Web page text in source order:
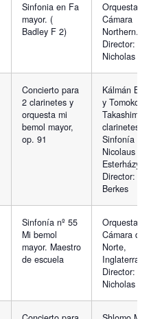
Sinfonia en Fa
mayor. (
Badley F 2)
Orquesta de
Cámara
Northern.
Director:
Nicholas
Concierto para
2 clarinetes y
orquesta mi
bemol mayor,
op. 91
Kálmán
y Tomoko
Takashima,
clarinetes y
Sinfonía
Nicolaus
Esterházy.
Director:
Berkes
Sinfonía nº 55
Mi bemol
mayor. Maestro
de escuela
Orquesta de
Cámara del
Norte,
Inglaterra.
Director:
Nicholas